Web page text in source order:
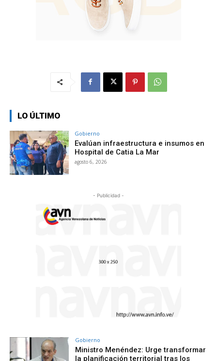
LO ÚLTIMO
Gobierno
Evalúan infraestructura e insumos en
Hospital de Catia La Mar
agosto 6, 2026
- Publicidad -
Gobierno
Ministro Menéndez: Urge transformar
la planificación territorial tras los